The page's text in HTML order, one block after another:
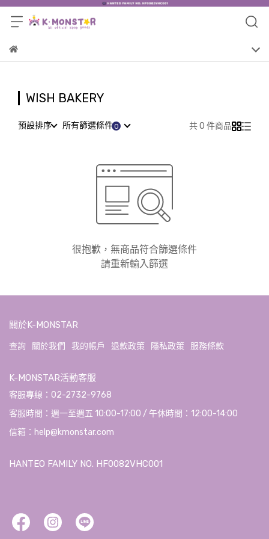
WISH BAKERY
預設排序 所有篩選條件 共 0 件商品
很抱歉，無商品符合篩選條件
請重新輸入篩選
關於K-MONSTAR
查詢 關於我們 我的帳戶 退款政策 隱私政策 服務條款
K-MONSTAR活動客服
客服專線：02-2732-9768
客服時間：週一至週五 10:00-17:00 / 午休時間：12:00-14:00
信箱：help@kmonstar.com
HANTEO FAMILY NO. HF0082VHC001